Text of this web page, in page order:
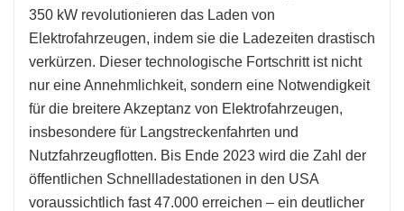
350 kW revolutionieren das Laden von
Elektrofahrzeugen, indem sie die Ladezeiten drastisch
verkürzen. Dieser technologische Fortschritt ist nicht
nur eine Annehmlichkeit, sondern eine Notwendigkeit
für die breitere Akzeptanz von Elektrofahrzeugen,
insbesondere für Langstreckenfahrten und
Nutzfahrzeugflotten. Bis Ende 2023 wird die Zahl der
öffentlichen Schnellladestationen in den USA
voraussichtlich fast 47.000 erreichen – ein deutlicher